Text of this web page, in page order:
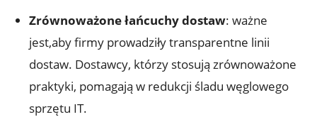
Zrównoważone łańcuchy dostaw: ważne
jest,aby firmy prowadziły transparentne linii
dostaw. Dostawcy, którzy stosują zrównoważone
praktyki, pomagają w redukcji śladu węglowego
sprzętu IT.